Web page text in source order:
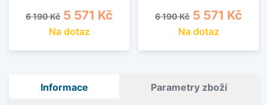
Běžná cena
6 190 Kč Cena
5 571 Kč
Na dotaz
Běžná cena
6 190 Kč Cena
5 571 Kč
Na dotaz
Informace Parametry zboží